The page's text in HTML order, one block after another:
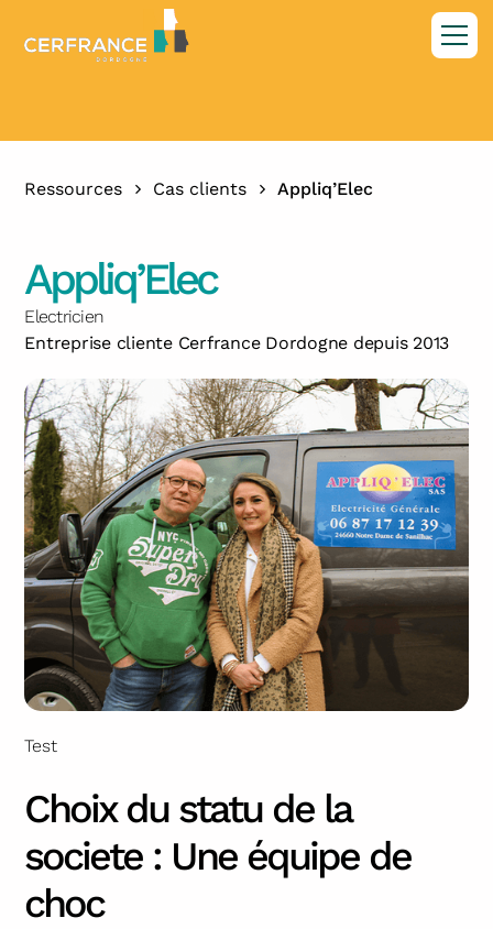
Ressources Cas clients Appliq’Elec
Appliq’Elec
Electricien
Entreprise cliente Cerfrance Dordogne depuis 2013
Test
Choix du statu de la
societe : Une équipe de
choc